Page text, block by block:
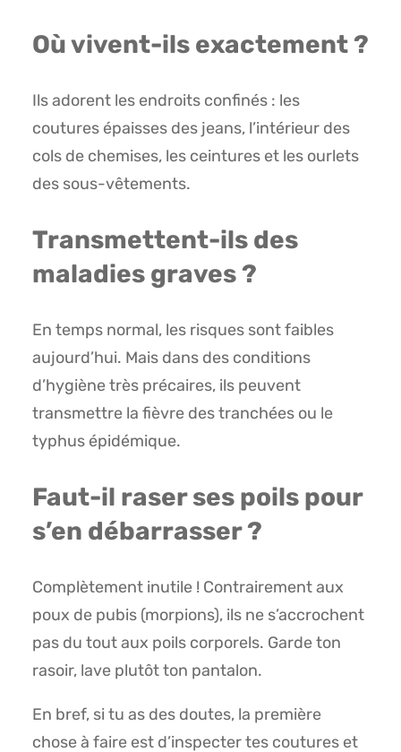
Où vivent-ils exactement ?
Ils adorent les endroits confinés : les
coutures épaisses des jeans, l’intérieur des
cols de chemises, les ceintures et les ourlets
des sous-vêtements.
Transmettent-ils des
maladies graves ?
En temps normal, les risques sont faibles
aujourd’hui. Mais dans des conditions
d’hygiène très précaires, ils peuvent
transmettre la fièvre des tranchées ou le
typhus épidémique.
Faut-il raser ses poils pour
s’en débarrasser ?
Complètement inutile ! Contrairement aux
poux de pubis (morpions), ils ne s’accrochent
pas du tout aux poils corporels. Garde ton
rasoir, lave plutôt ton pantalon.
En bref, si tu as des doutes, la première
chose à faire est d’inspecter tes coutures et